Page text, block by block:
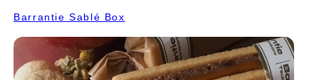
Barrantie Sablé Box